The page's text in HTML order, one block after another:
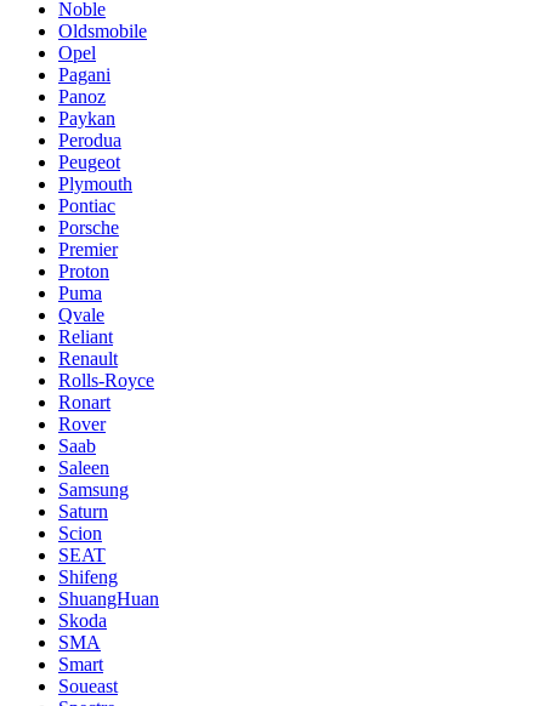
Noble
Oldsmobile
Opel
Pagani
Panoz
Paykan
Perodua
Peugeot
Plymouth
Pontiac
Porsche
Premier
Proton
Puma
Qvale
Reliant
Renault
Rolls-Royce
Ronart
Rover
Saab
Saleen
Samsung
Saturn
Scion
SEAT
Shifeng
ShuangHuan
Skoda
SMA
Smart
Soueast